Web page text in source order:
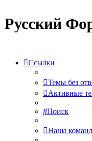
Русский
Ссылки
Темы без
Активные
Поиск
Наша